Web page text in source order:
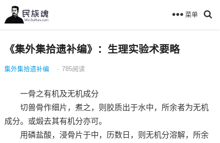
菜单
《集外集拾遗补编》：生理实验术要略
集外集拾遗补编 · 785阅读
一骨之有机及无机成分
切兽骨作细片，煮之，则胶质出于水中，所余者为无机
成分。或煅去其有机分亦可。
用磷盐酸，浸骨片于中，历数日，则无机分溶解，所余